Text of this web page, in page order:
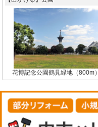
花博記念公園鶴見緑地（800m）